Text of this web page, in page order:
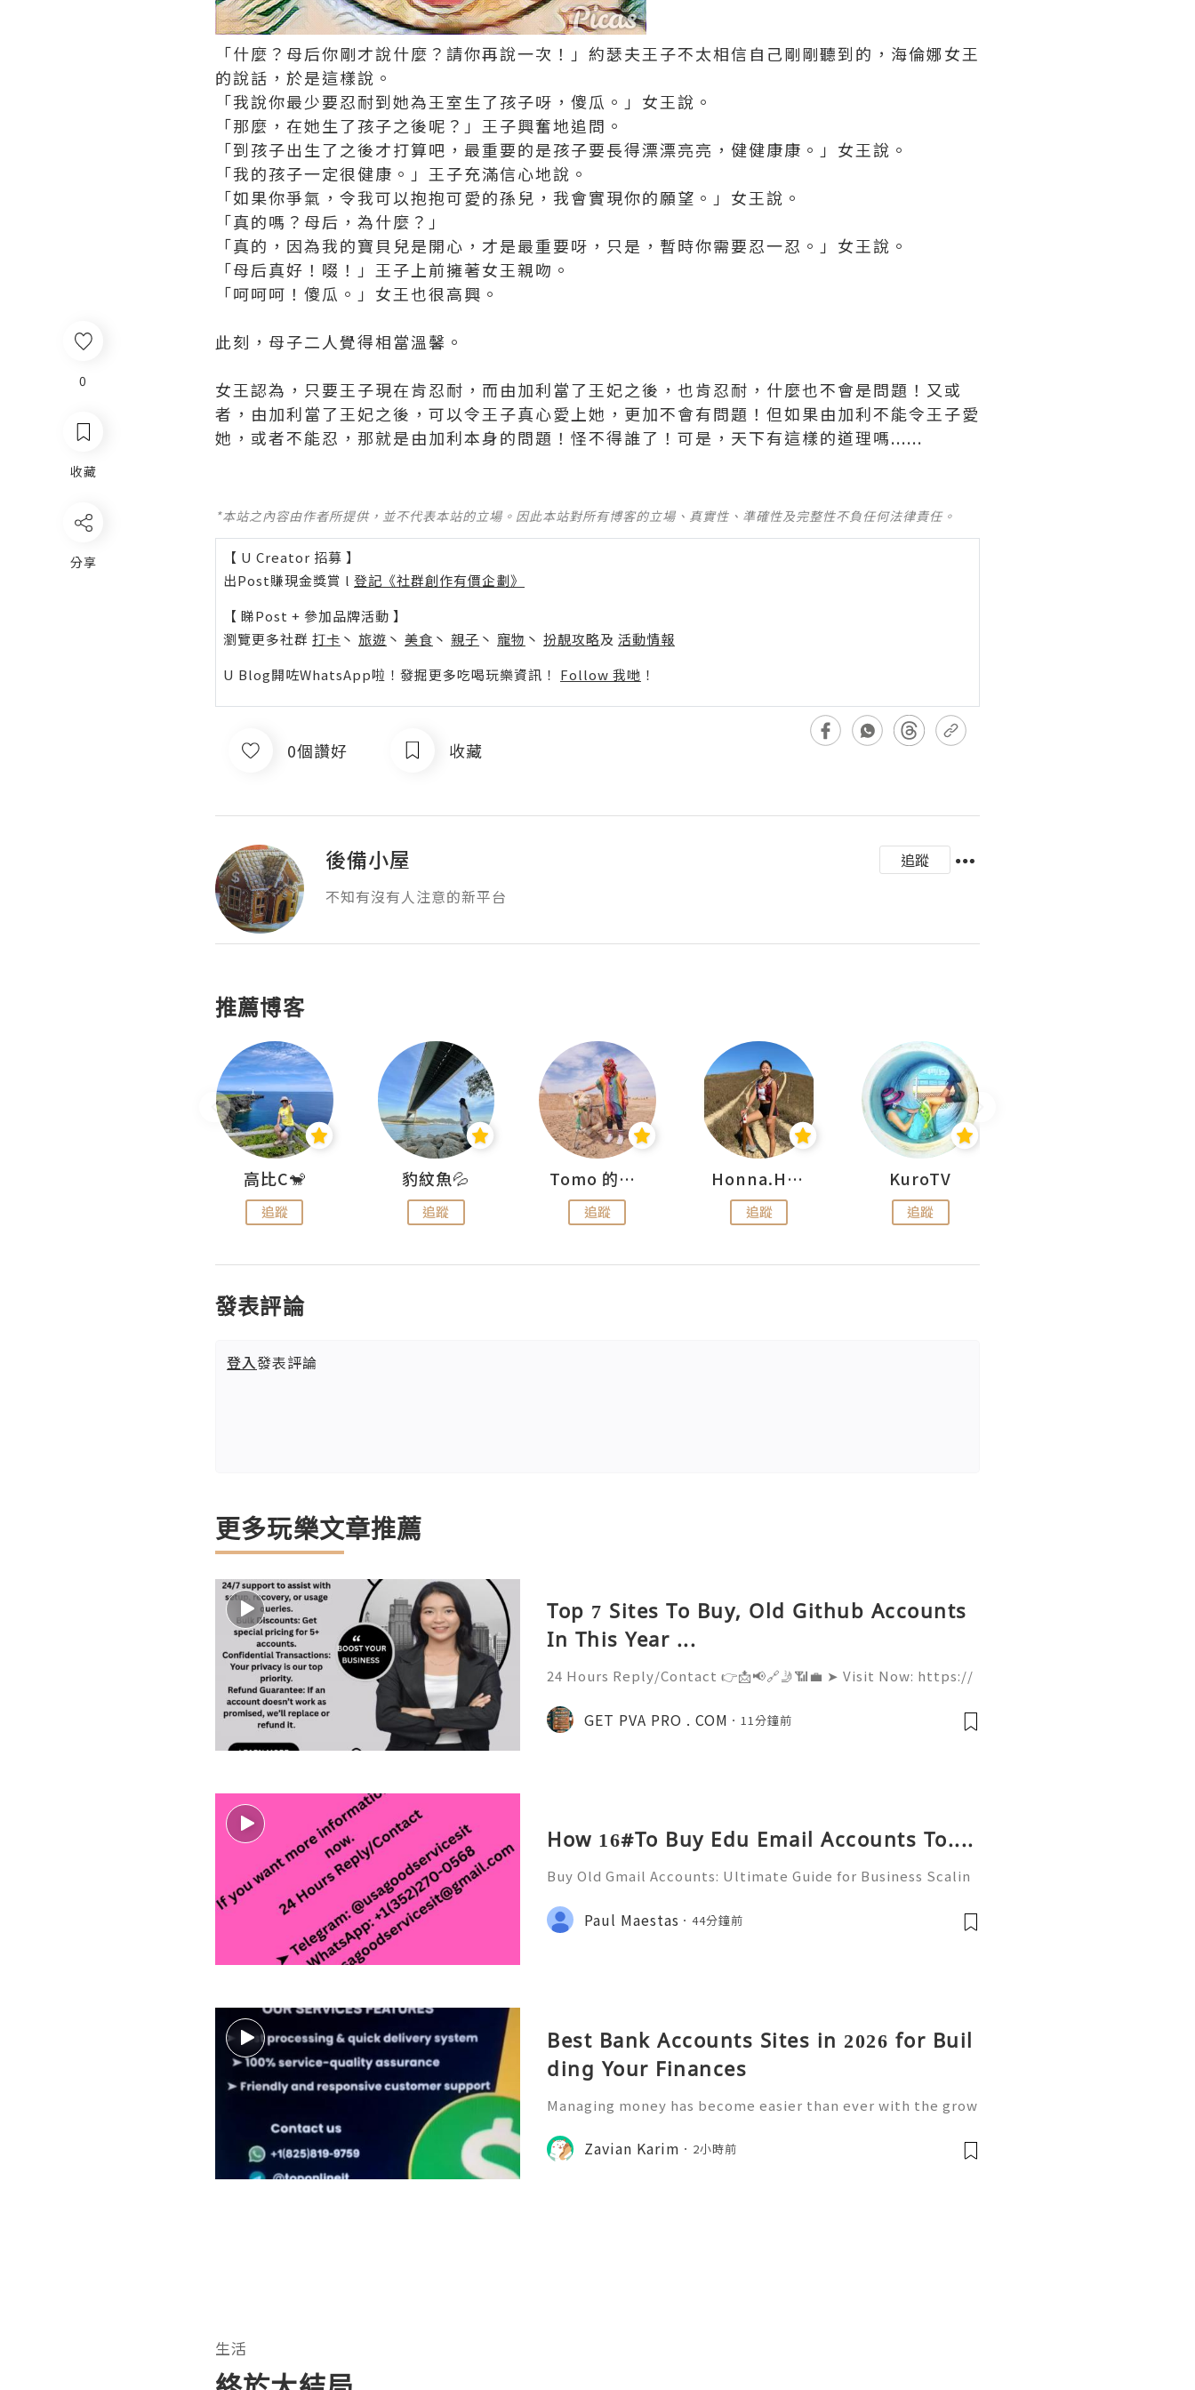
0
收藏
分享
「什麼？母后你剛才說什麼？請你再說一次！」約瑟夫王子不太相信自己剛剛聽到的，海倫娜女王
的說話，於是這樣說。
「我說你最少要忍耐到她為王室生了孩子呀，傻瓜。」女王說。
「那麼，在她生了孩子之後呢？」王子興奮地追問。
「到孩子出生了之後才打算吧，最重要的是孩子要長得漂漂亮亮，健健康康。」女王說。
「我的孩子一定很健康。」王子充滿信心地說。
「如果你爭氣，令我可以抱抱可愛的孫兒，我會實現你的願望。」女王說。
「真的嗎？母后，為什麼？」
「真的，因為我的寶貝兒是開心，才是最重要呀，只是，暫時你需要忍一忍。」女王說。
「母后真好！啜！」王子上前擁著女王親吻。
「呵呵呵！傻瓜。」女王也很高興。
此刻，母子二人覺得相當溫馨。
女王認為，只要王子現在肯忍耐，而由加利當了王妃之後，也肯忍耐，什麼也不會是問題！又或
者，由加利當了王妃之後，可以令王子真心愛上她，更加不會有問題！但如果由加利不能令王子愛
她，或者不能忍，那就是由加利本身的問題！怪不得誰了！可是，天下有這樣的道理嗎......
*本站之內容由作者所提供，並不代表本站的立場。因此本站對所有博客的立場、真實性、準確性及完整性不負任何法律責任。
【 U Creator 招募 】
出Post賺現金獎賞 l 登記《社群創作有價企劃》
【 睇Post + 參加品牌活動 】
瀏覽更多社群 打卡 丶 旅遊 丶 美食 丶 親子 丶 寵物 丶 扮靚攻略及 活動情報
U Blog開咗WhatsApp啦！發掘更多吃喝玩樂資訊！ Follow 我哋 ！
0個讚好 收藏
後備小屋
追蹤
不知有沒有人注意的新平台
推薦博客
高比C🐒
追蹤
豹紋魚💦
追蹤
Tomo 的快樂宇宙
追蹤
Honna.H 出走
追蹤
KuroTV
追蹤
發表評論
登入發表評論
更多玩樂文章推薦
Top 7 Sites To Buy, Old Github Accounts
In This Year ...
24 Hours Reply/Contact 👉📩📢🔗🤳📶💼 ➤ Visit Now: https://
📩📢🔗🤳📶💼 ➤ Email: getpvapro@gmail.com 👉📩📢🔗🤳📶💼
➤ WhatsApp: +‪1 (201) 936-5345 👉📩📢🔗🤳📶💼 ➤ Telegram:
GET PVA PRO . COM 11分鐘前
How 16#To Buy Edu Email Accounts To....
Buy Old Gmail Accounts: Ultimate Guide for Business Scalin
hatsApp: +1(352)270-0568 ➤ Email: usagoodservicesit@gmai
l.co Meta Description: Looking
Paul Maestas 44分鐘前
Best Bank Accounts Sites in 2026 for Buil
ding Your Finances
Managing money has become easier than ever with the grow
ns. In 2026, people are increasingly looking for reliable bank
account options that
Zavian Karim 2小時前
生活